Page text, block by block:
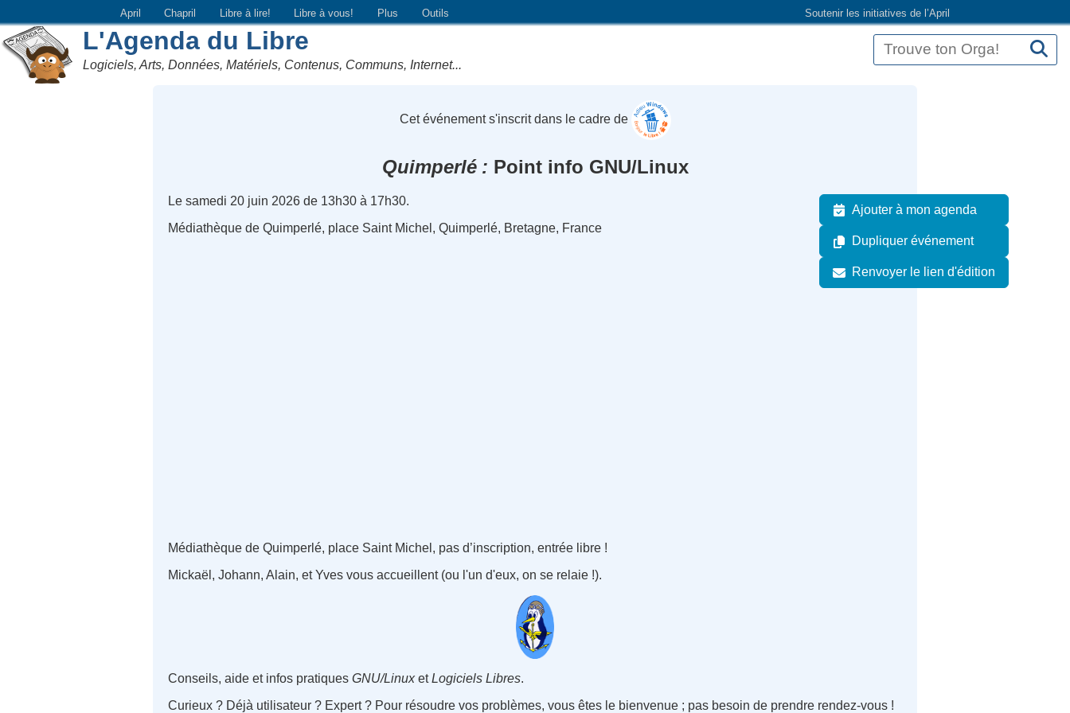
Soutenir les initiatives de l’April
April Chapril Libre à lire! Libre à vous! Plus Outils
L'Agenda du Libre
Logiciels, Arts, Données, Matériels, Contenus, Communs, Internet...
Cet événement s'inscrit dans le cadre de
Quimperlé Point info GNU/Linux
Ajouter à mon agenda
Dupliquer événement
Renvoyer le lien d'édition
Le samedi 20 juin 2026 de 13h30 à 17h30.
Médiathèque de Quimperlé, place Saint Michel, Quimperlé, Bretagne, France
Médiathèque de Quimperlé, place Saint Michel, pas d’inscription, entrée libre !
Mickaël, Johann, Alain, et Yves vous accueillent (ou l'un d'eux, on se relaie !).
Conseils, aide et infos pratiquesGNU/LinuxetLogiciels Libres.
Curieux ? Déjà utilisateur ? Expert ? Pour résoudre vos problèmes, vous êtes le bienvenue ; pas besoin de prendre rendez-vous !